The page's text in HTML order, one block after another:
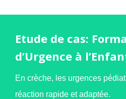
Etude de cas:
d’Urgence à
En crèche, les urgences
réaction rapide et adaptée.